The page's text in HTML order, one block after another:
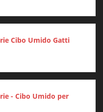
Cibo Umido Gatti
- Cibo Umido per